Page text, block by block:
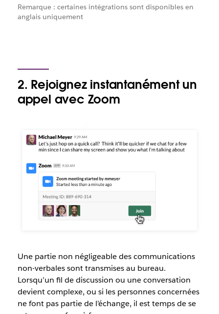
Remarque : certaines intégrations sont disponibles en
anglais uniquement
2. Rejoignez instantanément un
appel avec Zoom
Une partie non négligeable des communications
non-verbales sont transmises au bureau.
Lorsqu’un fil de discussion ou une conversation
devient complexe, ou si les personnes concernées
ne font pas partie de l’échange, il est temps de se